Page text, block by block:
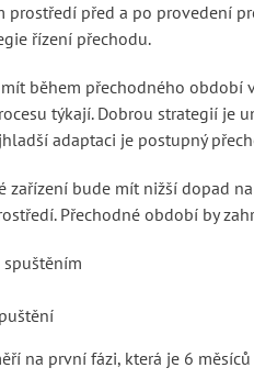
prostředí před a po provedení
řízení přechodu.
během přechodného
týkají. Dobrou strategií je
adaptaci je postupný
zařízení bude mít nižší dopad
Přechodné období by
spuštěním
na první fázi, která je 6